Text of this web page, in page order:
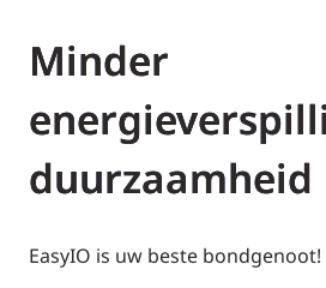
Minder
duurzaamheid
EasyIO is uw beste